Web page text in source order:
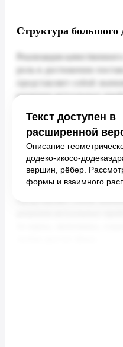
Структура большого
Текст доступен в
расширенной
Описание
додеко-икосо-
вершин, рёбер.
формы и взаимного